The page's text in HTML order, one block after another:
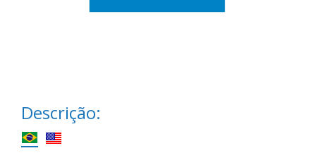
Descrição: